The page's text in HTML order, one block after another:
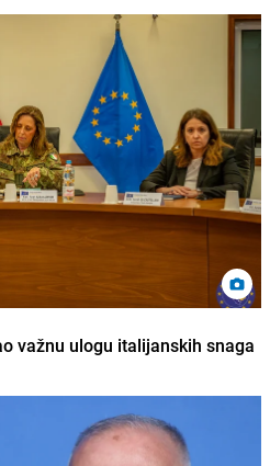
važnu ulogu italijanskih snaga